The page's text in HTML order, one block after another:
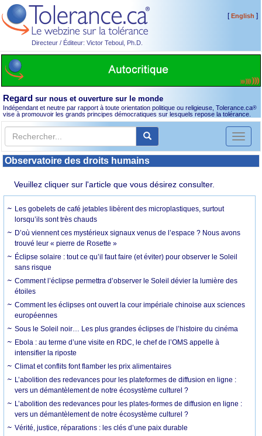
Directeur / Éditeur: Victor Teboul, Ph.D.
[English ]
Regard sur nous et ouverture sur le monde
Indépendant et neutre par rapport à toute orientation politique ou religieuse, Tolerance.ca®
vise à promouvoir les grands principes démocratiques sur lesquels repose la tolérance.
Toggle
Observatoire des droits humains
Veuillez cliquer sur l'article que vous désirez consulter.
Les gobelets de café jetables libèrent des microplastiques, surtout
lorsqu’ils sont très chauds
D’où viennent ces mystérieux signaux venus de l’espace ? Nous avons
trouvé leur « pierre de Rosette »
Éclipse solaire : tout ce qu’il faut faire (et éviter) pour observer le Soleil
sans risque
Comment l’éclipse permettra d’observer le Soleil dévier la lumière des
étoiles
Comment les éclipses ont ouvert la cour impériale chinoise aux sciences
européennes
Sous le Soleil noir… Les plus grandes éclipses de l’histoire du cinéma
Ebola : au terme d’une visite en RDC, le chef de l’OMS appelle à
intensifier la riposte
Climat et conflits font flamber les prix alimentaires
L’abolition des redevances pour les plateformes de diffusion en ligne :
vers un démantèlement de notre écosystème culturel ?
L’abolition des redevances pour les plates-formes de diffusion en ligne :
vers un démantèlement de notre écosystème culturel ?
Vérité, justice, réparations : les clés d’une paix durable